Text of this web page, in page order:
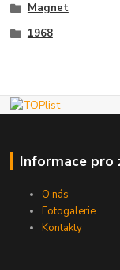
Magnet
1968
Informace pro
O nás
Fotogalerie
Kontakty